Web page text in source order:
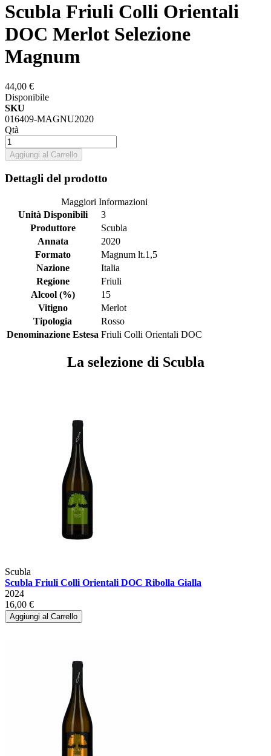
Scubla Friuli Colli Orientali
DOC Merlot Selezione
Magnum
44,00 €
Disponibile
SKU
016409-MAGNU2020
Qtà
Aggiungi al Carrello
Dettagli del prodotto
Maggiori Informazioni
Unità Disponibili
3
Produttore
Scubla
Annata
2020
Formato
Magnum lt.1,5
Nazione
Italia
Regione
Friuli
Alcool (%)
15
Vitigno
Merlot
Tipologia
Rosso
Denominazione Estesa Friuli Colli Orientali DOC
La selezione di Scubla
Scubla
Scubla Friuli Colli Orientali DOC Ribolla Gialla
2024
16,00 €
Aggiungi al Carrello